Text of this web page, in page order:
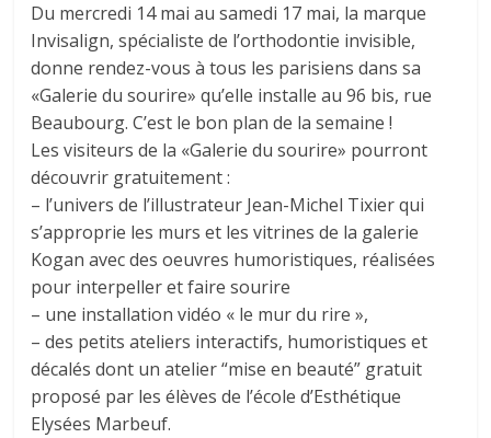
Du mercredi 14 mai au samedi 17 mai, la marque
Invisalign, spécialiste de l’orthodontie invisible,
donne rendez-vous à tous les parisiens dans sa
«Galerie du sourire» qu’elle installe au 96 bis, rue
Beaubourg. C’est le bon plan de la semaine !
Les visiteurs de la «Galerie du sourire» pourront
découvrir gratuitement :
– l’univers de l’illustrateur Jean-Michel Tixier qui
s’approprie les murs et les vitrines de la galerie
Kogan avec des oeuvres humoristiques, réalisées
pour interpeller et faire sourire
– une installation vidéo « le mur du rire »,
– des petits ateliers interactifs, humoristiques et
décalés dont un atelier “mise en beauté” gratuit
proposé par les élèves de l’école d’Esthétique
Elysées Marbeuf.